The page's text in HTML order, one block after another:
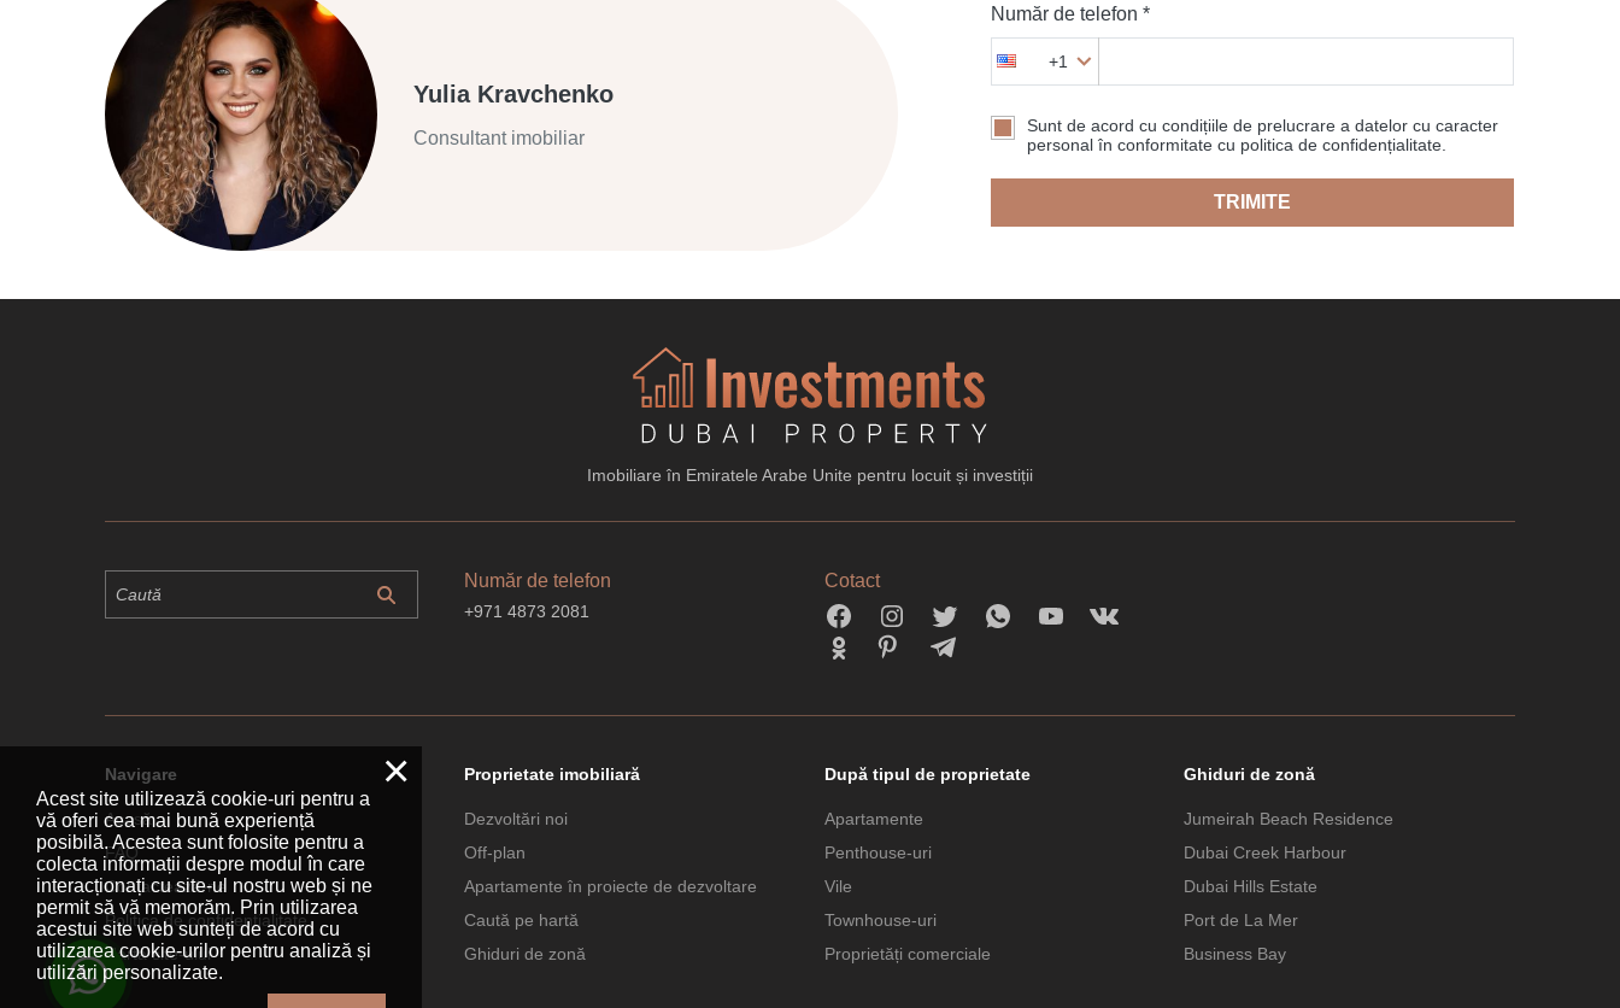
Yulia Kravchenko
Consultant imobiliar
Număr de telefon *
+1
Sunt de acord cu condițiile de prelucrare a datelor cu caracter
personal în conformitate cu politica de confidențialitate.
TRIMITE
Imobiliare în Emiratele Arabe Unite pentru locuit și investiții
Număr de telefon
+971 4873 2081
Cotact
Navigare
Acasă
FAQ
Contactează-ne
Politica de confidențialitate
Harta site-ului
Proprietate imobiliară
Dezvoltări noi
Off-plan
Apartamente în proiecte de dezvoltare
Caută pe hartă
Ghiduri de zonă
După tipul de proprietate
Apartamente
Penthouse-uri
Vile
Townhouse-uri
Proprietăți comerciale
Ghiduri de zonă
Jumeirah Beach Residence
Dubai Creek Harbour
Dubai Hills Estate
Port de La Mer
Business Bay
×
Acest site utilizează cookie-uri pentru a
vă oferi cea mai bună experiență
posibilă. Acestea sunt folosite pentru a
colecta informații despre modul în care
interacționați cu site-ul nostru web și ne
permit să vă memorăm. Prin utilizarea
acestui site web sunteți de acord cu
utilizarea cookie-urilor pentru analiză și
utilizări personalizate.